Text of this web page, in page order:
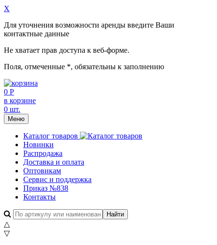
X
Для уточнения возможности аренды введите Ваши
контактные данные
Не хватает прав доступа к веб-форме.
Поля, отмеченные *, обязательны к заполнению
0 Р
в корзине
0 шт.
Меню
Каталог товаров
Новинки
Распродажа
Доставка и оплата
Оптовикам
Сервис и поддержка
Приказ №838
Контакты
△
▽